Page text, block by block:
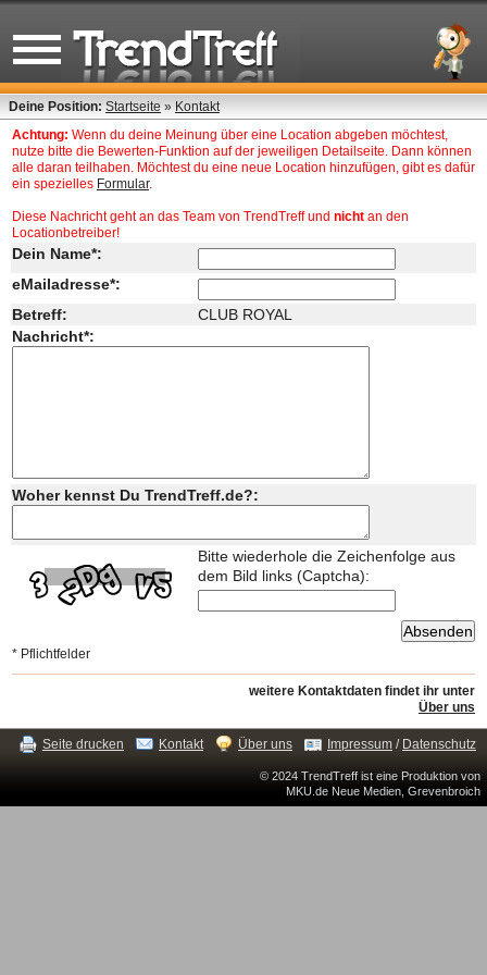
Deine Position: Startseite » Kontakt
Achtung: Wenn du deine Meinung über eine Location abgeben möchtest,
nutze bitte die Bewerten-Funktion auf der jeweiligen Detailseite. Dann können
alle daran teilhaben. Möchtest du eine neue Location hinzufügen, gibt es dafür
ein spezielles Formular.
Diese Nachricht geht an das Team von TrendTreff und nicht an den
Locationbetreiber!
Dein Name*:
eMailadresse*:
Betreff:
CLUB ROYAL
Nachricht*:
Woher kennst Du TrendTreff.de?:
Bitte wiederhole die Zeichenfolge aus
dem Bild links (Captcha):
* Pflichtfelder
weitere Kontaktdaten findet ihr unter
Über uns
Seite drucken Kontakt Über uns Impressum / Datenschutz
© 2024 TrendTreff ist eine Produktion von
MKU.de Neue Medien, Grevenbroich